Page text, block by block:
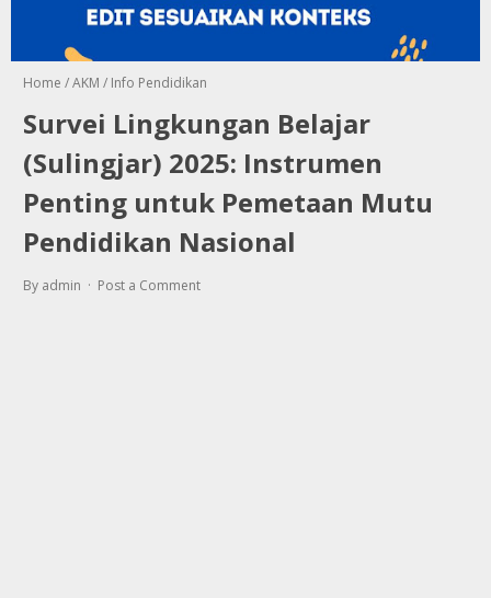
Home /AKM / Info Pendidikan
Survei Lingkungan Belajar
(Sulingjar) 2025: Instrumen
Penting untuk Pemetaan Mutu
Pendidikan Nasional
By admin Post a Comment